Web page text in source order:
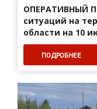
ОПЕРАТИВНЫЙ
ситуаций на
области на 10
ПОДРОБНЕЕ